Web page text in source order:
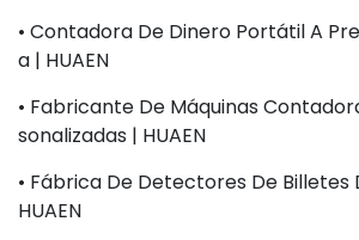
• Contadora De Dinero Portátil A
A | HUAEN
• Fabricante De Máquinas
Sonalizadas | HUAEN
• Fábrica De Detectores De Billetes
HUAEN